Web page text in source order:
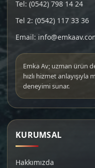
Tel: (0542) 798 14 24
Tel 2: (0542) 117 33 36
Email:
Emka Av; uzman ürün
hızlı hizmet
deneyimi sunar.
KURUMSAL
Hakkımızda